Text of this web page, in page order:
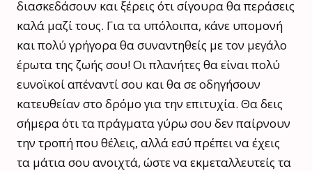
διασκεδάσουν και ξέρεις ότι σίγουρα θα περάσεις
καλά μαζί τους. Για τα υπόλοιπα, κάνε υπομονή
και πολύ γρήγορα θα συναντηθείς με τον μεγάλο
έρωτα της ζωής σου! Οι πλανήτες θα είναι πολύ
ευνοϊκοί απέναντί σου και θα σε οδηγήσουν
κατευθείαν στο δρόμο για την επιτυχία. Θα δεις
σήμερα ότι τα πράγματα γύρω σου δεν παίρνουν
την τροπή που θέλεις, αλλά εσύ πρέπει να έχεις
τα μάτια σου ανοιχτά, ώστε να εκμεταλλευτείς τα